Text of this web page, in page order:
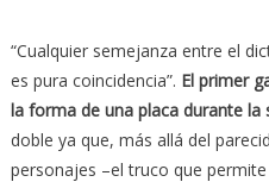
“Cualquier semejanza entre el
es pura coincidencia”. El primer
la forma de una placa durante la
doble ya que, más allá del
personajes –el truco que